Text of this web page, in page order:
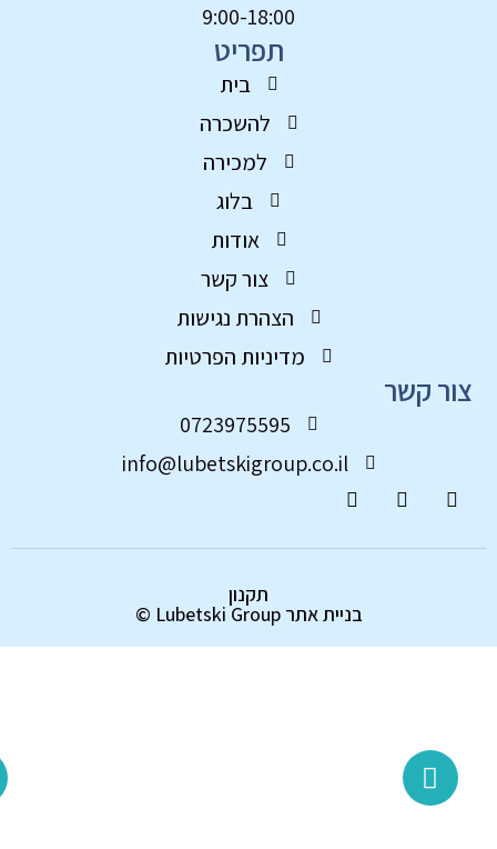
9:00-18:00
תפריט
בית
להשכרה
למכירה
בלוג
אודות
צור קשר
הצהרת נגישות
מדיניות הפרטיות
קשר
0723975595
info@lubetskigroup.co.il
בניית אתרLubetski Group ©
תקנון